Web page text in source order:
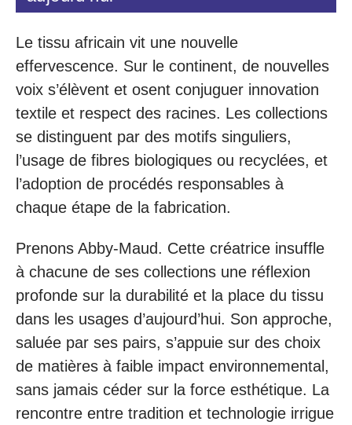
Le tissu africain vit une nouvelle
effervescence. Sur le continent, de nouvelles
voix s’élèvent et osent conjuguer innovation
textile et respect des racines. Les collections
se distinguent par des motifs singuliers,
l’usage de fibres biologiques ou recyclées, et
l’adoption de procédés responsables à
chaque étape de la fabrication.
Prenons Abby-Maud. Cette créatrice insuffle
à chacune de ses collections une réflexion
profonde sur la durabilité et la place du tissu
dans les usages d’aujourd’hui. Son approche,
saluée par ses pairs, s’appuie sur des choix
de matières à faible impact environnemental,
sans jamais céder sur la force esthétique. La
rencontre entre tradition et technologie irrigue